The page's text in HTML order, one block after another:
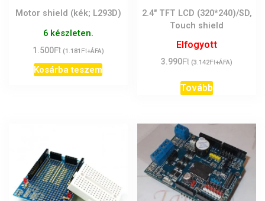
Motor shield (kék; L293D)
6 készleten.
1.500Ft (1.181 Ft+ÁFA)
Kosárba teszem
2.4″ TFT LCD (320*240)/SD,
Touch shield
Elfogyott
3.990Ft (3.142Ft+ÁFA)
Tovább